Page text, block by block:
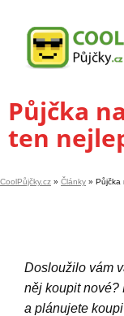
Půjčka
ten
CoolPůjčky.cz » Články » Půjčka
Dosloužilo vám
něj koupit nové?
a plánujete